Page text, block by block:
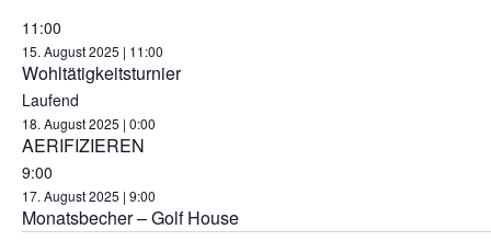
11:00
15. August 2025 | 11:00
Wohltätigkeitsturnier
Laufend
18. August 2025 | 0:00
AERIFIZIEREN
9:00
17. August 2025 | 9:00
Monatsbecher – Golf House